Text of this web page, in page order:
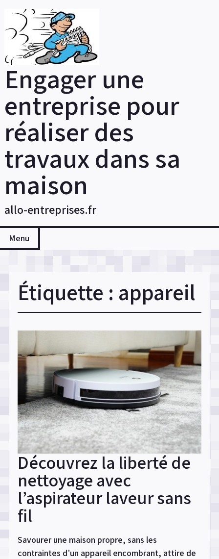
content
Engager une
entreprise pour
réaliser des
travaux dans sa
maison
allo-entreprises.fr
Menu
Étiquette : appareil
Découvrez la liberté de
nettoyage avec
l’aspirateur laveur sans
fil
Savourer une maison propre, sans les
contraintes d’un appareil encombrant, attire de